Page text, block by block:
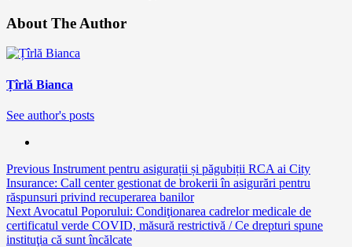
About The Author
Țîrlă Bianca
See author's posts
Continue
Reading
Previous Instrument pentru asigurații și păgubiții RCA ai City
Insurance: Call center gestionat de brokerii în asigurări pentru
răspunsuri privind recuperarea banilor
Next Avocatul Poporului: Condiţionarea cadrelor medicale de
certificatul verde COVID, măsură restrictivă / Ce drepturi spune
instituţia că sunt încălcate